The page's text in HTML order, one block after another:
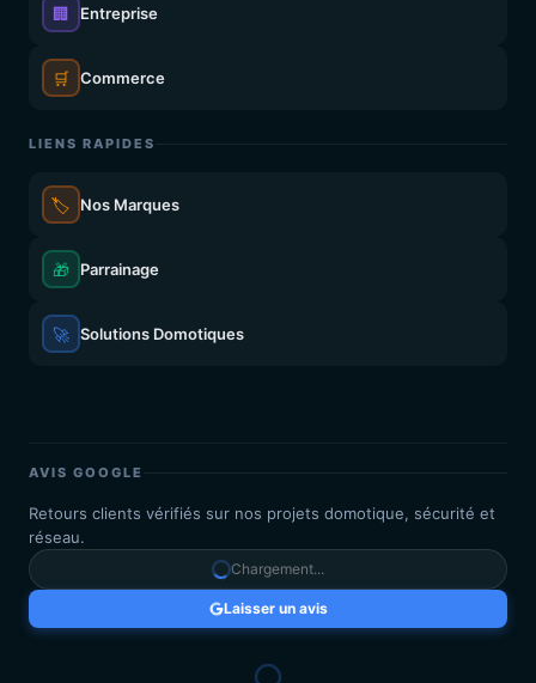
🏢 Entreprise
🛒 Commerce
LIENS RAPIDES
🏷️ Nos Marques
🎁 Parrainage
🚀 Solutions Domotiques
AVIS GOOGLE
Retours clients vérifiés sur nos projets domotique, sécurité et
réseau.
Chargement...
Laisser un avis